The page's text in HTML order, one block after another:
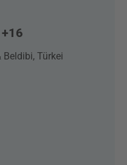
Beldibi, Türkei